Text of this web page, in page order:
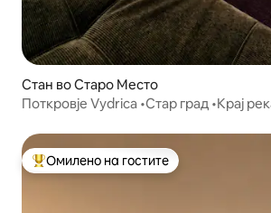
Стан во Старо Место
Поткровје Vydrica •Стар град •Крај
Меѓу најуспешните „Омилени на
Омилено на гостите